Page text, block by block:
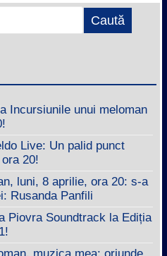
Incursiunile unui meloman
Live: Un palid punct
20!
luni, 8 aprilie, ora 20: s-a
Rusanda Panfili
Piovra Soundtrack la Ediția
muzica mea: oriunde